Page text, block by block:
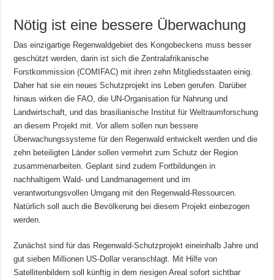
Nötig ist eine bessere Überwachung
Das einzigartige Regenwaldgebiet des Kongobeckens muss besser
geschützt werden, darin ist sich die Zentralafrikanische
Forstkommission (COMIFAC) mit ihren zehn Mitgliedsstaaten einig.
Daher hat sie ein neues Schutzprojekt ins Leben gerufen. Darüber
hinaus wirken die FAO, die UN-Organisation für Nahrung und
Landwirtschaft, und das brasilianische Institut für Weltraumforschung
an diesem Projekt mit. Vor allem sollen nun bessere
Überwachungssysteme für den Regenwald entwickelt werden und die
zehn beteiligten Länder sollen vermehrt zum Schutz der Region
zusammenarbeiten. Geplant sind zudem Fortbildungen in
nachhaltigem Wald- und Landmanagement und im
verantwortungsvollen Umgang mit den Regenwald-Ressourcen.
Natürlich soll auch die Bevölkerung bei diesem Projekt einbezogen
werden.
Zunächst sind für das Regenwald-Schutzprojekt eineinhalb Jahre und
gut sieben Millionen US-Dollar veranschlagt. Mit Hilfe von
Satellitenbildern soll künftig in dem riesigen Areal sofort sichtbar